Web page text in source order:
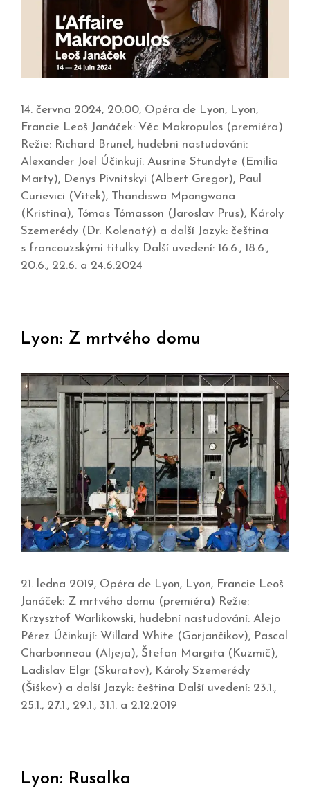
14. června 2024, 20:00, Opéra de Lyon, Lyon,
Francie Leoš Janáček: Věc Makropulos (premiéra)
Režie: Richard Brunel, hudební nastudování:
Alexander Joel Účinkují: Ausrine Stundyte (Emilia
Marty), Denys Pivnitskyi (Albert Gregor), Paul
Curievici (Vítek), Thandiswa Mpongwana
(Kristina), Tómas Tómasson (Jaroslav Prus), Károly
Szemerédy (Dr. Kolenatý) a další Jazyk: čeština
s francouzskými titulky Další uvedení: 16.6., 18.6.,
20.6., 22.6. a 24.6.2024
Lyon: Z mrtvého domu
21. ledna 2019, Opéra de Lyon, Lyon, Francie Leoš
Janáček: Z mrtvého domu (premiéra) Režie:
Krzysztof Warlikowski, hudební nastudování: Alejo
Pérez Účinkují: Willard White (Gorjančikov), Pascal
Charbonneau (Aljeja), Štefan Margita (Kuzmič),
Ladislav Elgr (Skuratov), Károly Szemerédy
(Šiškov) a další Jazyk: čeština Další uvedení: 23.1.,
25.1., 27.1., 29.1., 31.1. a 2.12.2019
Lyon: Rusalka